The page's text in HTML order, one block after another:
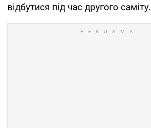
відбутися під час другого саміту.